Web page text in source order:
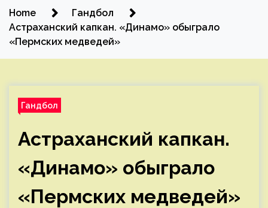
Home
Гандбол
Астраханский капкан. «Динамо» обыграло
«Пермских медведей»
Гандбол
Астраханский капкан.
«Динамо» обыграло
«Пермских медведей»